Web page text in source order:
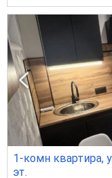
1-комн квартира,
эт.